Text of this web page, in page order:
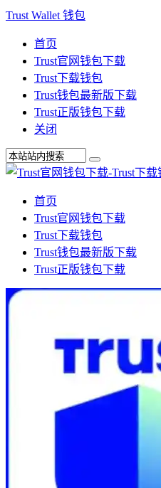
Trust Wallet 钱包
首页
Trust官网钱包下载
Trust下载钱包
Trust钱包最新版下载
Trust正版钱包下载
关闭
首页
Trust官网钱包下载
Trust下载钱包
Trust钱包最新版下载
Trust正版钱包下载